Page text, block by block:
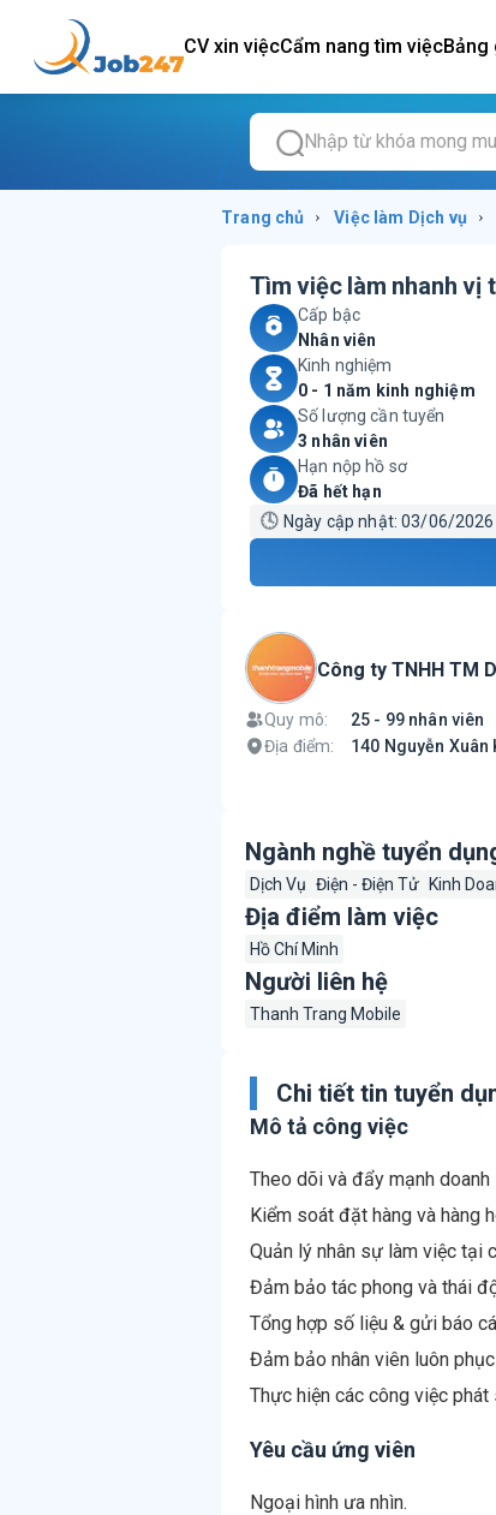
CV xin việcCẩm nang tìm việcBảng
Trang chủ › Việc làm Dịch vụ ›
Tìm việc làm nhanh vị
Cấp bậc
Nhân viên
Kinh nghiệm
0 - 1 năm kinh nghiệm
Số lượng cần tuyển
3 nhân viên
Hạn nộp hồ sơ
Đã hết hạn
🕓 Ngày cập nhật:03/06/2026
Công ty TNHH TM
Quy mô:
25 - 99 nhân viên
Địa điểm:
140 Nguyễn Xuân
Ngành nghề tuyển
Dịch Vụ Điện - Điện Tử Kinh
Địa điểm làm việc
Hồ Chí Minh
Người liên hệ
Thanh Trang Mobile
Chi tiết tin tuyển
Mô tả công việc
Theo dõi và đẩy mạnh doanh
Kiểm soát đặt hàng và hàng
Quản lý nhân sự làm việc tại
Đảm bảo tác phong và thái
Tổng hợp số liệu & gửi báo
Đảm bảo nhân viên luôn
Yêu cầu ứng viên
Ngoại hình ưa nhìn.